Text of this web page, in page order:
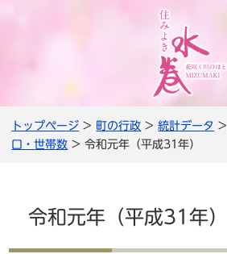
トップページ > 町の行政 >統計データ >
口・世帯数 > 令和元年（平成31年）
令和元年（平成31年）